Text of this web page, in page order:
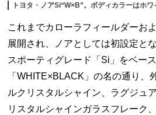
トヨタ・ノアSi“W×B”。ボディカラーはホ
これまでカローラフィールダーお
展開され、ノアとしては初設定と
スポーティグレード「Si」をベース
「WHITE×BLACK」の名の通り、
ルクリスタルシャイン、ラグジュ
リスタルシャインガラスフレーク